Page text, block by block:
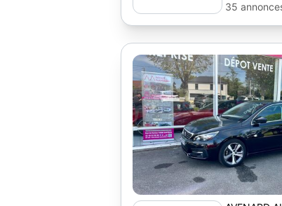
35